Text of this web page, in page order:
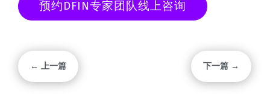
预约DFIN专家团队线上咨询
← 上一篇 下一篇 →